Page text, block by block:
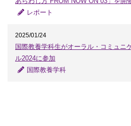
レポート
2025/01/24
国際教養学科生がオーラル・コミュニ
ル2024に参加
国際教養学科